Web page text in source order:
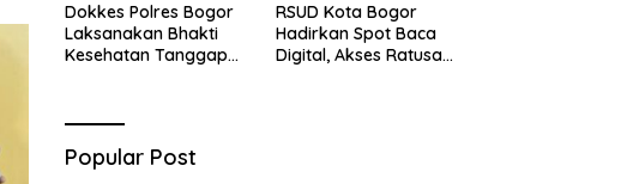
Dokkes Polres Bogor
Laksanakan Bhakti
Kesehatan Tanggap
RSUD Kota Bogor
Hadirkan Spot Baca
Digital, Akses Ratusan
Popular Post